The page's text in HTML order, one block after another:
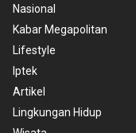
Nasional
Kabar Megapolitan
Lifestyle
Iptek
Artikel
Lingkungan Hidup